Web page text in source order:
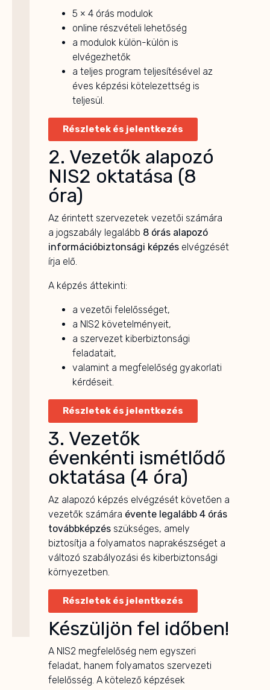
5 × 4 órás modulok
online részvételi lehetőség
a modulok külön-külön is
elvégezhetők
a teljes program teljesítésével az
éves képzési kötelezettség is
teljesül.
Részletek és jelentkezés
2. Vezetők alapozó
NIS2 oktatása (8
óra)
Az érintett szervezetek vezetői számára
a jogszabály legalább 8 órás alapozó
információbiztonsági képzéselvégzését
írja elő.
A képzés áttekinti:
a vezetői felelősséget,
a NIS2 követelményeit,
a szervezet kiberbiztonsági
feladatait,
valamint a megfelelőség gyakorlati
kérdéseit.
Részletek és jelentkezés
3. Vezetők
évenkénti ismétlődő
oktatása (4 óra)
Az alapozó képzés elvégzését követően a
vezetők számára évente legalább 4 órás
továbbképzésszükséges, amely
biztosítja a folyamatos naprakészséget a
változó szabályozási és kiberbiztonsági
környezetben.
Részletek és jelentkezés
Készüljön fel időben!
A NIS2 megfelelőség nem egyszeri
feladat, hanem folyamatos szervezeti
felelősség. A kötelező képzések